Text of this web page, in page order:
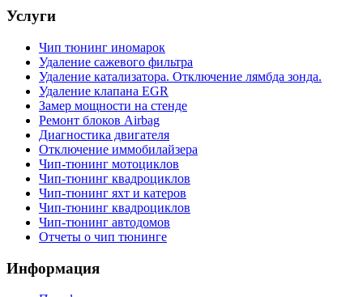
Услуги
Чип тюнинг иномарок
Удаление сажевого фильтра
Удаление катализатора. Отключение лямбда зонда.
Удаление клапана EGR
Замер мощности на стенде
Ремонт блоков Airbag
Диагностика двигателя
Отключение иммобилайзера
Чип-тюнинг мотоциклов
Чип-тюнинг квадроциклов
Чип-тюнинг яхт и катеров
Чип-тюнинг квадроциклов
Чип-тюнинг автодомов
Отчеты о чип тюнинге
Информация